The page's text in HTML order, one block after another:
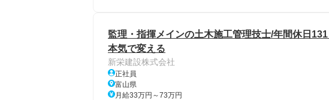
監理・指揮メインの土木施工管理技士/年間休日
本気で変える
新栄建設株式会社
正社員
富山県
月給33万円～73万円